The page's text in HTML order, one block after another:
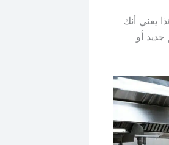
هذا يعني أنك
جديد أو